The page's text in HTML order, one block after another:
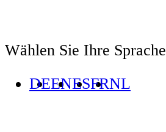
Wählen Sie Ihre Sprache
DEENESFRNL